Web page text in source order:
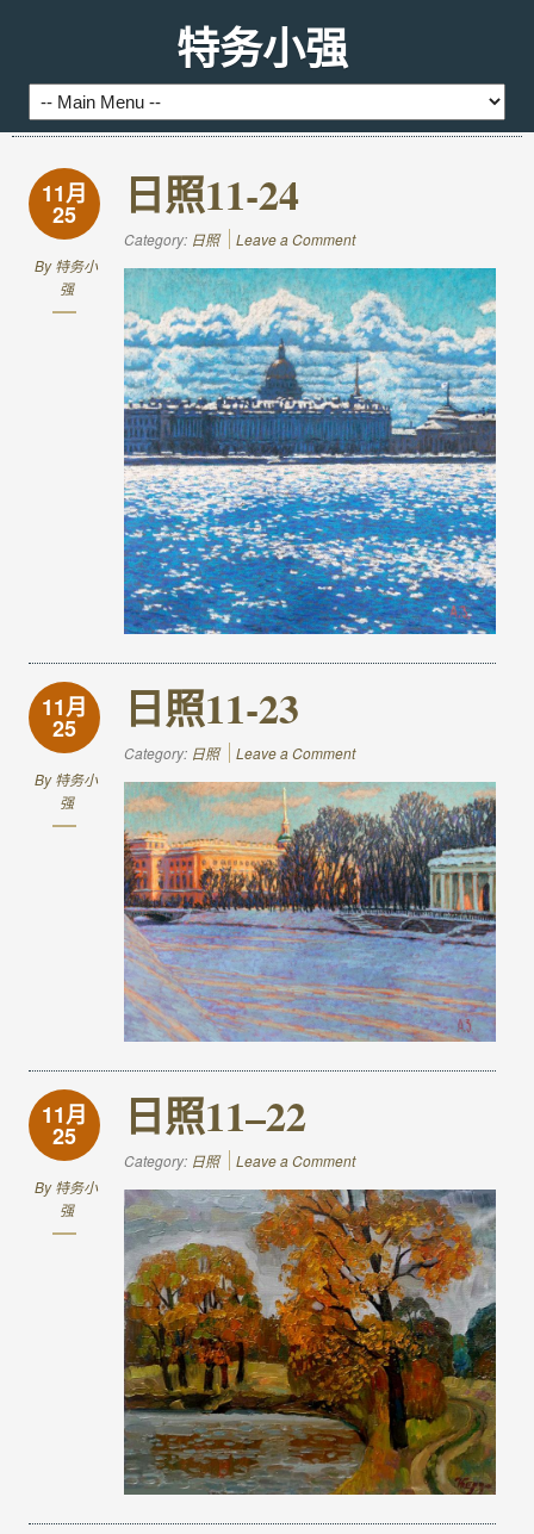
特务小强
11月
25
By特务小
强
日照11-24
Category: 日照 Leave a Comment
11月
25
By特务小
强
日照11-23
Category: 日照 Leave a Comment
11月
25
By特务小
强
日照11–22
Category: 日照 Leave a Comment